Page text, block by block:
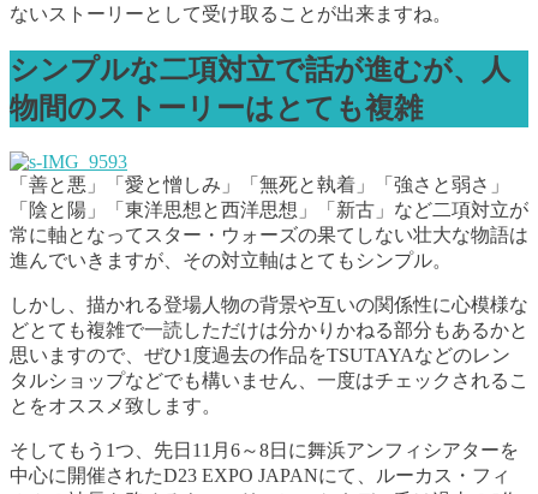
ないストーリーとして受け取ることが出来ますね。
シンプルな二項対立で話が進むが、人
物間のストーリーはとても複雑
「善と悪」「愛と憎しみ」「無死と執着」「強さと弱さ」
「陰と陽」「東洋思想と西洋思想」「新古」など二項対立が
常に軸となってスター・ウォーズの果てしない壮大な物語は
進んでいきますが、その対立軸はとてもシンプル。
しかし、描かれる登場人物の背景や互いの関係性に心模様な
どとても複雑で一読しただけは分かりかねる部分もあるかと
思いますので、ぜひ1度過去の作品をTSUTAYAなどのレン
タルショップなどでも構いません、一度はチェックされるこ
とをオススメ致します。
そしてもう1つ、先日11月6～8日に舞浜アンフィシアターを
中心に開催されたD23 EXPO JAPANにて、ルーカス・フィ